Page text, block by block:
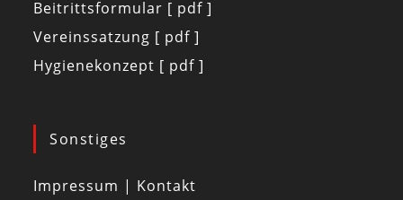
Beitrittsformular [ pdf ]
Vereinssatzung [ pdf ]
Hygienekonzept [ pdf ]
Sonstiges
Impressum | Kontakt